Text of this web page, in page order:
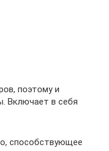
поэтому и
Включает в себя
способствующее